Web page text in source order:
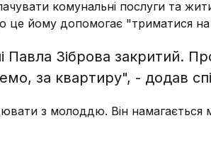
комунальні послуги та
це йому допомогає "триматися
Павла Зіброва закритий.
за квартиру", - додав
з молоддю. Він намагається